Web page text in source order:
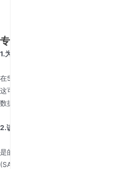
力。全面支持TR069协议，可
帮助IT团队通过单一集中式仪
专业应用场景中的5G连接
1.为什么4×4 MIMO对最佳5G路由器
在5G网络中，4×4 MIMO允许设备同
这可显著提升“嘈杂”环境中的信号可
数据速度提升高达50-100%。
2.该路由器是否兼容NSA和SA 5G网络
是的。专业5G路由器设计支持Non-
(SA)两种架构。随着全球运营商从依